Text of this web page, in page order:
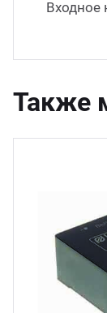
Входное
Также